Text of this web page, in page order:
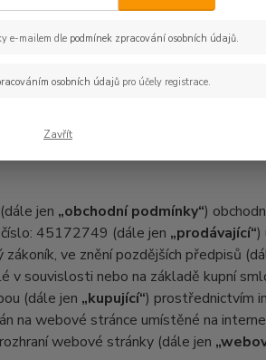
on-line obchodu umístěného na
jen „obchodní podmínky“)
45172749 (dále jen „prodávající“)
ve znění pozdějších předpisů
v souvislosti nebo na základě kupní
(dále jen „kupující“) prostřednictvím
na webové stránce umístěné na
webové stránky (dále jen
e-mailem dle podmínek zpracování osobních údajů.
osobních údajůpro účely registrace.
Zavřít